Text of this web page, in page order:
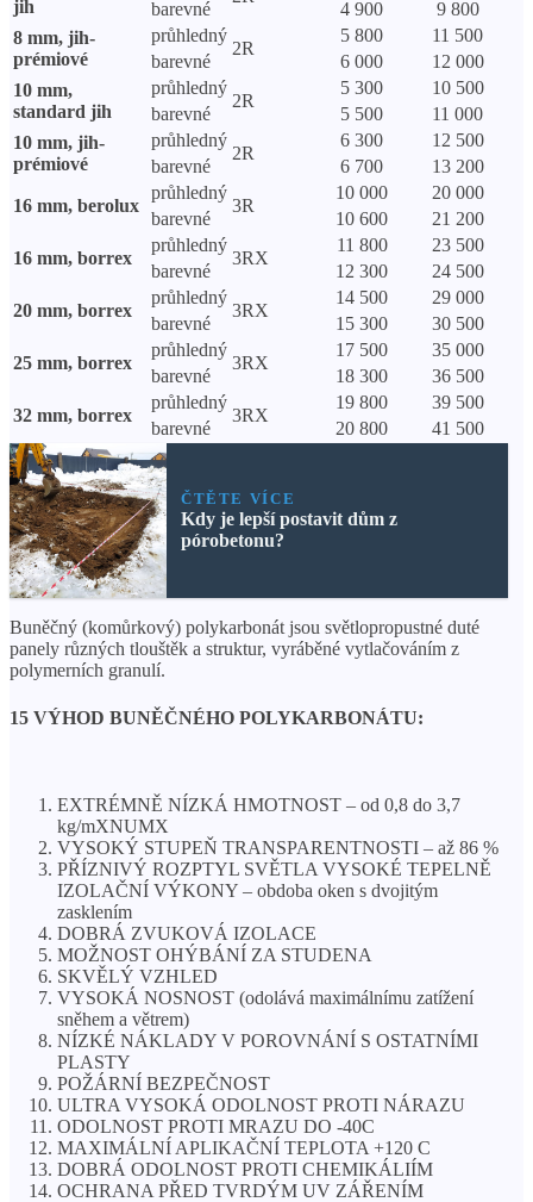
jih barevné 4 900
9 800
8 mm, jih-
prémiové
průhledný
2R
5 800
11 500
barevné
6 000
12 000
10 mm,
standard jih
průhledný
2R
5 300
10 500
barevné
5 500
11 000
10 mm, jih-
prémiové
průhledný
2R
6 300
12 500
barevné
6 700
13 200
16 mm, berolux
průhledný
3R
10 000
20 000
barevné
10 600
21 200
16 mm, borrex
průhledný
3RX
11 800
23 500
barevné
12 300
24 500
20 mm, borrex
průhledný
3RX
14 500
29 000
barevné
15 300
30 500
25 mm, borrex
průhledný
3RX
17 500
35 000
barevné
18 300
36 500
32 mm, borrex
průhledný
3RX
19 800
39 500
barevné
20 800 41 500
ČTĚTE VÍCE
Kdy je lepší postavit dům z
pórobetonu?
Buněčný (komůrkový) polykarbonát jsou světlopropustné duté
panely různých tlouštěk a struktur, vyráběné vytlačováním z
polymerních granulí.
15 VÝHOD BUNĚČNÉHO POLYKARBONÁTU:
EXTRÉMNĚ NÍZKÁ HMOTNOST – od 0,8 do 3,7
kg/mXNUMX
VYSOKÝ STUPEŇ TRANSPARENTNOSTI – až 86 %
PŘÍZNIVÝ ROZPTYL SVĚTLA VYSOKÉ TEPELNĚ
IZOLAČNÍ VÝKONY – obdoba oken s dvojitým
zasklením
DOBRÁ ZVUKOVÁ IZOLACE
MOŽNOST OHÝBÁNÍ ZA STUDENA
SKVĚLÝ VZHLED
VYSOKÁ NOSNOST (odolává maximálnímu zatížení
sněhem a větrem)
NÍZKÉ NÁKLADY V POROVNÁNÍ S OSTATNÍMI
PLASTY
POŽÁRNÍ BEZPEČNOST
ULTRA VYSOKÁ ODOLNOST PROTI NÁRAZU
ODOLNOST PROTI MRAZU DO -40C
MAXIMÁLNÍ APLIKAČNÍ TEPLOTA +120 C
DOBRÁ ODOLNOST PROTI CHEMIKÁLIÍM
OCHRANA PŘED TVRDÝM UV ZÁŘENÍM